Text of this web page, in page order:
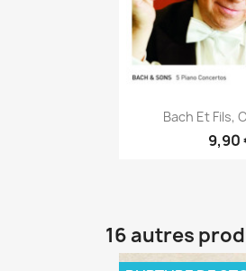
Aperçu
Bach Et Fils,
9,90
16 autres